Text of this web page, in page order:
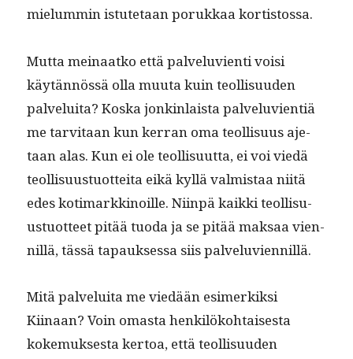
mielum­min istute­taan porukkaa kortistossa.
Mut­ta meinaatko että palvelu­vi­en­ti voisi
käytän­nössä olla muu­ta kuin teol­lisu­u­den
palvelui­ta? Kos­ka jonkin­laista palvelu­vi­en­tiä
me tarvi­taan kun ker­ran oma teol­lisu­us aje­
taan alas. Kun ei ole teol­lisu­ut­ta, ei voi viedä
teol­lisu­us­tuot­tei­ta eikä kyl­lä valmis­taa niitä
edes koti­markki­noille. Niin­pä kaik­ki teol­lisu­
us­tuot­teet pitää tuo­da ja se pitää mak­saa vien­
nil­lä, tässä tapauk­ses­sa siis palveluviennillä.
Mitä palvelui­ta me viedään esimerkik­si
Kiinaan? Voin omas­ta henkilöko­htais­es­ta
koke­muk­ses­ta ker­toa, että teol­lisu­u­den